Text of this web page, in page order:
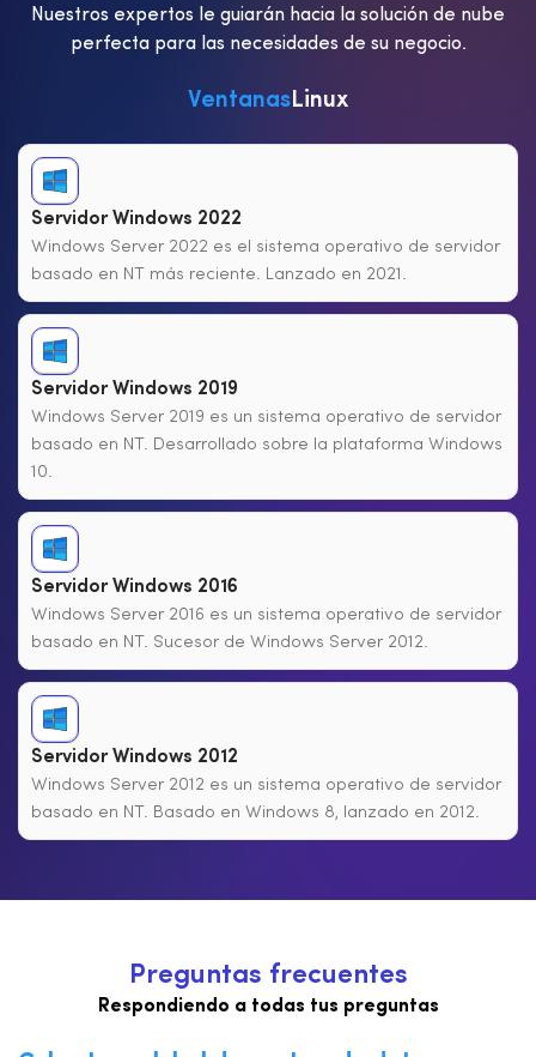
Nuestros expertos le guiarán hacia la solución de nube
perfecta para las necesidades de su negocio.
Ventanas Linux
Servidor Windows 2022
Windows Server 2022 es el sistema operativo de servidor
basado en NT más reciente. Lanzado en 2021.
Servidor Windows 2019
Windows Server 2019 es un sistema operativo de servidor
basado en NT. Desarrollado sobre la plataforma Windows
10.
Servidor Windows 2016
Windows Server 2016 es un sistema operativo de servidor
basado en NT. Sucesor de Windows Server 2012.
Servidor Windows 2012
Windows Server 2012 es un sistema operativo de servidor
basado en NT. Basado en Windows 8, lanzado en 2012.
Preguntas frecuentes
Respondiendo a todas tus preguntas